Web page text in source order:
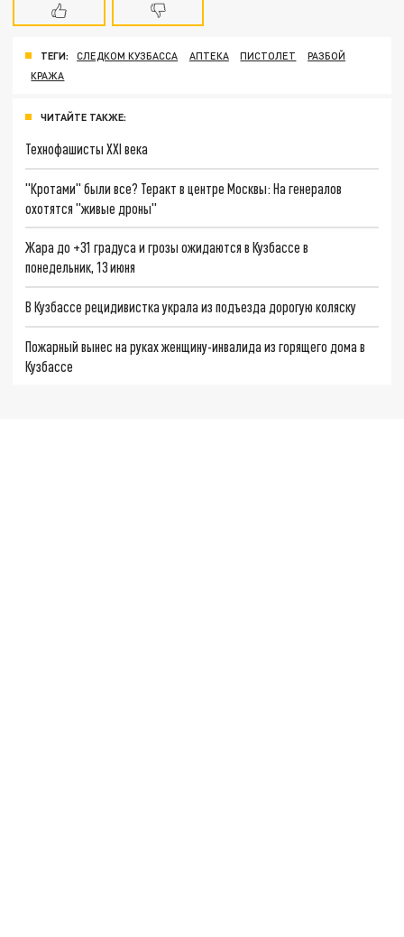
ТЕГИ: СЛЕДКОМ КУЗБАССА АПТЕКА ПИСТОЛЕТ
РАЗБОЙ
КРАЖА
ЧИТАЙТЕ ТАКЖЕ:
Технофашисты XXI века
"Кротами" были все? Теракт в центре Москвы: На генералов
охотятся "живые дроны"
Жара до +31 градуса и грозы ожидаются в Кузбассе в
понедельник, 13 июня
В Кузбассе рецидивистка украла из подъезда дорогую коляску
Пожарный вынес на руках женщину-инвалида из горящего дома в
Кузбассе